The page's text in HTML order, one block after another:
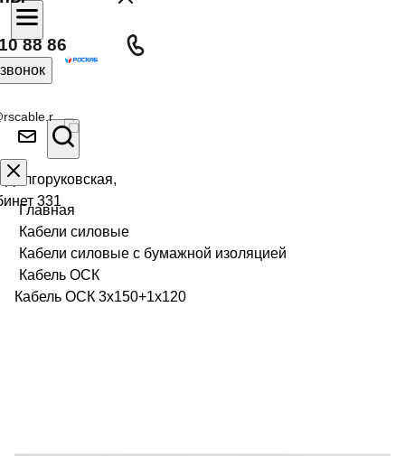
88 86
331
Главная
Кабели силовые
Кабели силовые с бумажной изоляцией
Кабель ОСК
Кабель ОСК 3х150+1х120